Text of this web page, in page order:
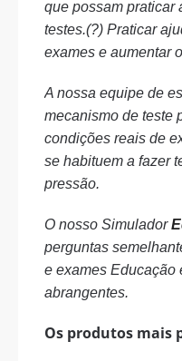
que possam praticar
testes.(?) Praticar
exames e aumentar
A nossa equipe de
mecanismo de teste
condições reais de
se habituem a fazer
pressão.
O nosso Simulador
perguntas
e exames Educação
abrangentes.
Os produtos mais